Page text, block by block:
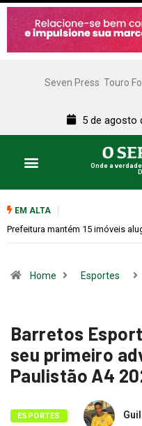
Seven Press Touro
5 de agosto
Onde a
EM ALTA
Colina promove 1º Fórum
Home Esportes
Barretos
seu primeiro
Paulistão A4
ESPORTES